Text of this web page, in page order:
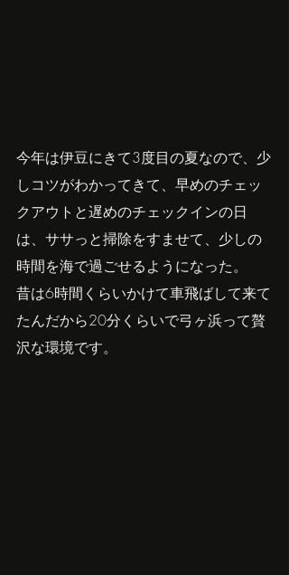
今年は伊豆にきて3度目の夏なので、少
しコツがわかってきて、早めのチェッ
クアウトと遅めのチェックインの日
は、ササっと掃除をすませて、少しの
時間を海で過ごせるようになった。
昔は6時間くらいかけて車飛ばして来て
たんだから20分くらいで弓ヶ浜って贅
沢な環境です。